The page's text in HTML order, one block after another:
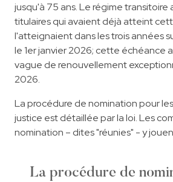
jusqu'à 75 ans. Le régime transitoire
titulaires qui avaient déjà atteint
l'atteignaient dans les trois années
le 1er janvier 2026; cette échéance
vague de renouvellement
2026.
La procédure de nomination pour
justice est détaillée par la loi. Les
nomination – dites "réunies" - y
La procédure de